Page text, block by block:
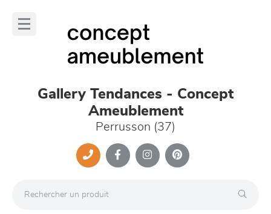
Gallery Tendances - Concept
Ameublement
Perrusson (37)